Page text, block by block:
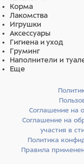
Корма
Лакомства
Игрушки
Аксессуары
Гигиена и уход
Груминг
Наполнители и
Еще
Соглашение на
Соглашение на
участия в
Политика
Правила